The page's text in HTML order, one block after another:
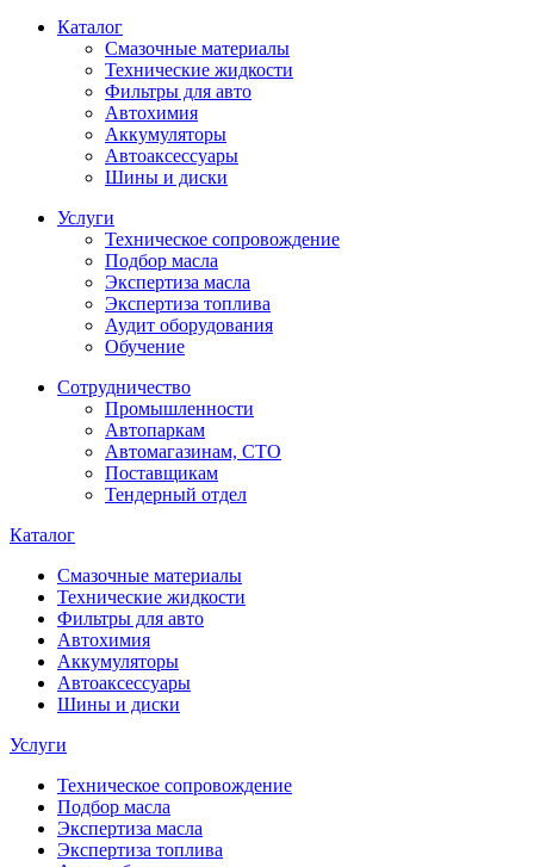
Каталог
Смазочные материалы
Технические жидкости
Фильтры для авто
Автохимия
Аккумуляторы
Автоаксессуары
Шины и диски
Услуги
Техническое сопровождение
Подбор масла
Экспертиза масла
Экспертиза топлива
Аудит оборудования
Обучение
Сотрудничество
Промышленности
Автопаркам
Автомагазинам, СТО
Поставщикам
Тендерный отдел
Каталог
Смазочные материалы
Технические жидкости
Фильтры для авто
Автохимия
Аккумуляторы
Автоаксессуары
Шины и диски
Услуги
Техническое сопровождение
Подбор масла
Экспертиза масла
Экспертиза топлива